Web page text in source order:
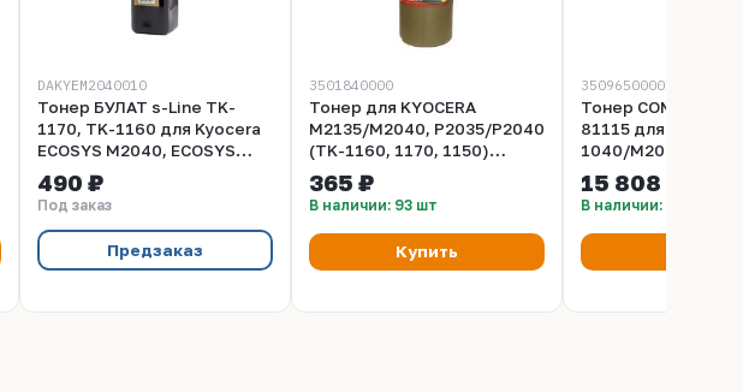
DAKYEM2040010
Тонер БУЛАТ s-Line TK-
1170, TK-1160 для Kyocera
ECOSYS M2040, ECOSYS
P2040 (Чёрный, банка 240
г)
490 ₽
Под заказ
Предзаказ
3501840000
Тонер для KYOCERA
M2135/M2040, P2035/P2040
(TK-1160, 1170, 1150)
(флакон 290 гр, 7,2К) Gold
ATM
365 ₽
В наличии: 93 шт
Купить
3509650000
Тонер COMET
81115 для
1040/M2040
(короб 2х10 кг)
Compatible
15 808 ₽
В наличии: 21 шт